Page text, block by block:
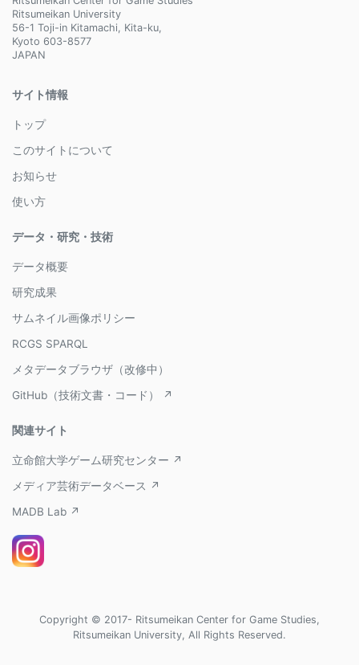
Ritsumeikan University
56-1 Toji-in Kitamachi, Kita-ku,
Kyoto 603-8577
JAPAN
サイト情報
トップ
このサイトについて
お知らせ
使い方
データ・研究・技術
データ概要
研究成果
サムネイル画像ポリシー
RCGS SPARQL
メタデータブラウザ（改修中）
GitHub（技術文書・コード） ↗
関連サイト
立命館大学ゲーム研究センター ↗
メディア芸術データベース ↗
MADB Lab ↗
Copyright © 2017- Ritsumeikan Center for Game Studies,
Ritsumeikan University, All Rights Reserved.